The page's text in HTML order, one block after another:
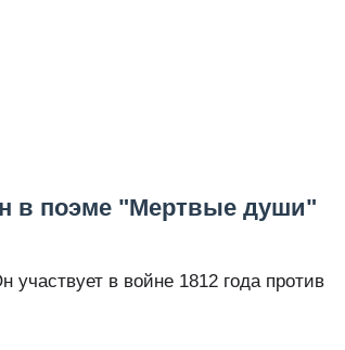
в поэме "Мертвые души"
в войне 1812 года против